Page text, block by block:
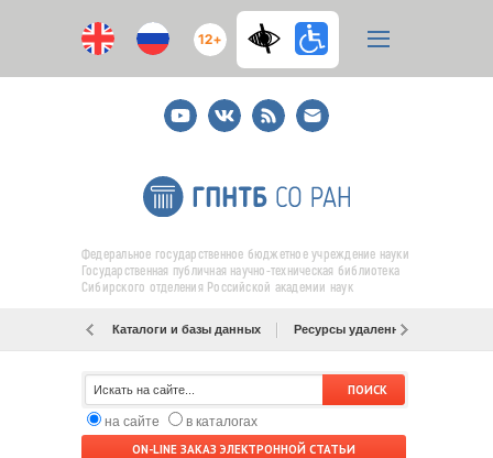
12+
YoutubeВКонтакте
RSS
E-
mail
подписка
Федеральное государственное бюджетное учреждение науки
Государственная публичная научно-техническая библиотека
Сибирского отделения Российской академии наук
Каталоги и базы данных Ресурсы удаленного доступа
на сайте
в каталогах
ON-LINE ЗАКАЗ ЭЛЕКТРОННОЙ СТАТЬИ